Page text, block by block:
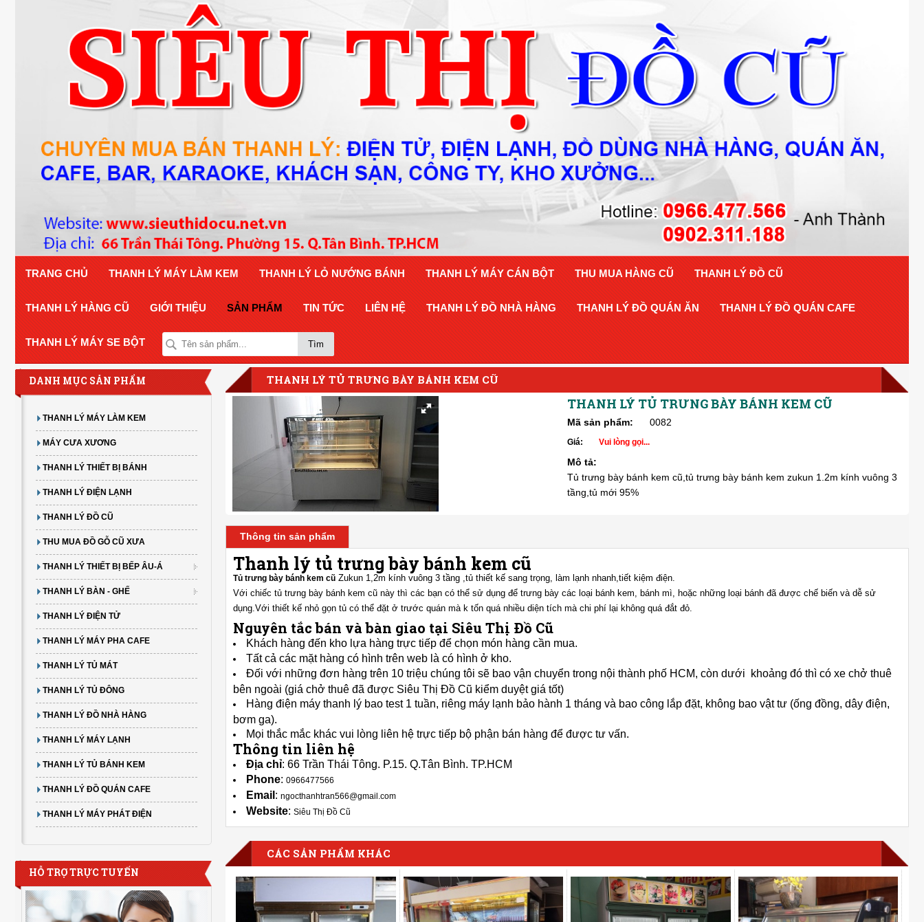
TRANG CHỦ THANH LÝ MÁY LÀM KEM THANH LÝ LỎ NƯỚNG BÁNH THANH LÝ MÁY CÁN BỘT THU MUA HÀNG CŨ THANH LÝ ĐỒ CŨ
THANH LÝ HÀNG CŨ GIỚI THIỆU SẢN PHẨM TIN TỨC LIÊN HỆ THANH LÝ ĐỒ NHÀ HÀNG THANH LÝ ĐỒ QUÁN ĂN THANH LÝ ĐỒ QUÁN CAFE
THANH LÝ MÁY SE BỘT Tìm
DANH MỤC SẢN PHẨM
THANH LÝ MÁY LÀM KEM
MÁY CƯA XƯƠNG
THANH LÝ THIẾT BỊ BÁNH
THANH LÝ ĐIỆN LẠNH
THANH LÝ ĐỒ CŨ
THU MUA ĐỒ GỖ CŨ XƯA
THANH LÝ THIẾT BỊ BẾP ÂU-Á
THANH LÝ BÀN - GHẾ
THANH LÝ ĐIỆN TỬ
THANH LÝ MÁY PHA CAFE
THANH LÝ TỦ MÁT
THANH LÝ TỦ ĐÔNG
THANH LÝ ĐỒ NHÀ HÀNG
THANH LÝ MÁY LẠNH
THANH LÝ TỦ BÁNH KEM
THANH LÝ ĐỒ QUÁN CAFE
THANH LÝ MÁY PHÁT ĐIỆN
HỖ TRỢ TRỰC TUYẾN
THANH LÝ TỦ TRƯNG BÀY BÁNH KEM CŨ
THANH LÝ TỦ TRƯNG BÀY BÁNH KEM CŨ
Mã sản phẩm: 0082
Giá: Vui lòng gọi...
Mô tả:
Tủ trưng bày bánh kem cũ,tủ trưng bày bánh kem zukun 1.2m kính vuông 3
tầng,tủ mới 95%
Thông tin sản phẩm
Thanh lý tủ trưng bày bánh kem cũ
Tủ trưng bày bánh kem cũ Zukun 1,2m kính vuông 3 tầng ,tủ thiết kế sang trọng, làm lạnh nhanh,tiết kiệm điện.
Với chiếc tủ trưng bày bánh kem cũ này thì các bạn có thể sử dụng để trưng bày các loại bánh kem, bánh mì, hoặc những loại bánh đã được chế biến và dễ sử
dụng.Với thiết kế nhỏ gọn tủ có thể đặt ở trước quán mà k tốn quá nhiều diện tích mà chi phí lại không quá đắt đỏ.
Nguyên tắc bán và bàn giao tại Siêu Thị Đồ Cũ
Khách hàng đến kho lựa hàng trực tiếp để chọn món hàng cần mua.
Tất cả các mặt hàng có hình trên web là có hình ở kho.
Đối với những đơn hàng trên 10 triệu chúng tôi sẽ bao vận chuyển trong nội thành phố HCM, còn dưới khoảng đó thì có xe chở thuê
bên ngoài (giá chở thuê đã được Siêu Thị Đồ Cũ kiểm duyệt giá tốt)
Hàng điện máy thanh lý bao test 1 tuần, riêng máy lạnh bảo hành 1 tháng và bao công lắp đặt, không bao vật tư (ống đồng, dây điện,
bơm ga).
Mọi thắc mắc khác vui lòng liên hệ trực tiếp bộ phận bán hàng để được tư vấn.
Thông tin liên hệ
Địa chỉ: 66 Trần Thái Tông. P.15. Q.Tân Bình. TP.HCM
Phone: 0966477566
Email : ngocthanhtran566@gmail.com
Website: Siêu Thị Đồ Cũ
CÁC SẢN PHẨM KHÁC